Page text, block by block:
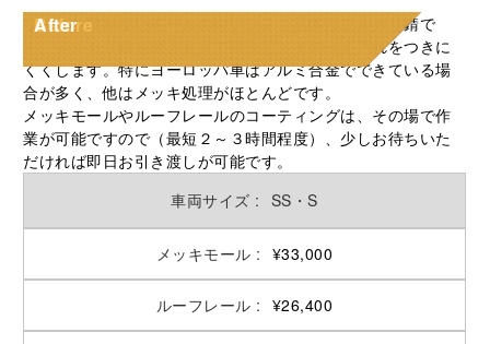
Before
After
なかなか取れないモールの⽩いシミ、正体はアルカリ錆で
す。アルカリ錆を磨きあげて除去し、そのうえ汚れをつきに
くくします。特にヨーロッパ⾞はアルミ合⾦でできている場
合が多く、他はメッキ処理がほとんどです。
メッキモールやルーフレールのコーティングは、その場で作
業が可能ですので（最短２～３時間程度）、少しお待ちいた
だければ即日お引き渡しが可能です。
SS・S
¥33,000
¥26,400